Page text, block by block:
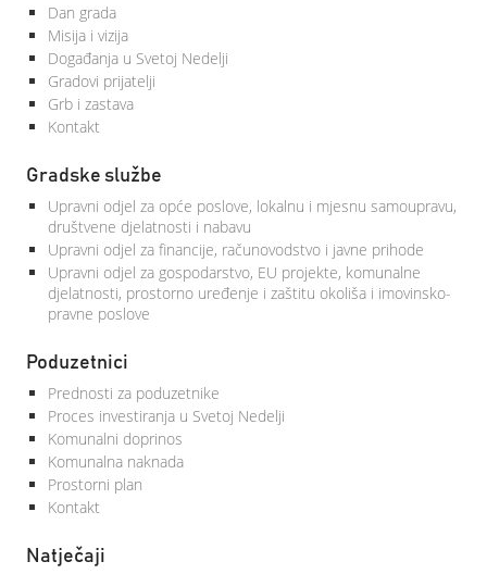
Dan grada
Misija i vizija
Događanja u Svetoj Nedelji
Gradovi prijatelji
Grb i zastava
Kontakt
Gradske službe
Upravni odjel za opće poslove, lokalnu i mjesnu samoupravu,
društvene djelatnosti i nabavu
Upravni odjel za financije, računovodstvo i javne prihode
Upravni odjel za gospodarstvo, EU projekte, komunalne
djelatnosti, prostorno uređenje i zaštitu okoliša i imovinsko-
pravne poslove
Poduzetnici
Prednosti za poduzetnike
Proces investiranja u Svetoj Nedelji
Komunalni doprinos
Komunalna naknada
Prostorni plan
Kontakt
Natječaji